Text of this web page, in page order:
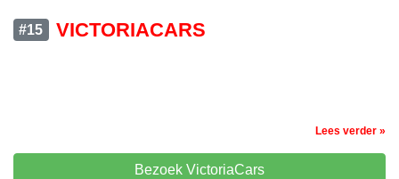
#15 VICTORIACARS
Lees verder »
Bezoek VictoriaCars